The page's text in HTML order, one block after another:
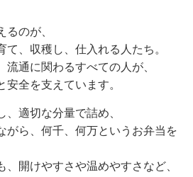
るのが、
て、収穫し、仕入れる人たち。
通に関わるすべての人が、
安全を支えています。
適切な分量で詰め、
がら、何千、何万というお弁当を
開けやすさや温めやすさなど、